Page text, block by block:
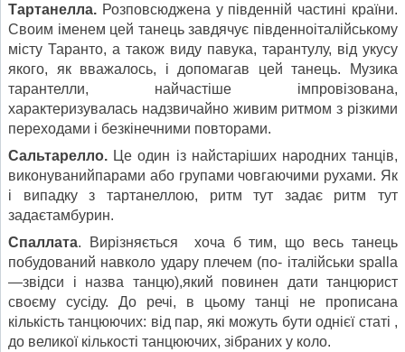
Тартанелла. Розповсюджена у південній частині країни.
Своим іменем цей танець завдячує південноіталійському
місту Таранто, а також виду павука, тарантулу, від укусу
якого, як вважалось, і допомагав цей танець. Музика
тарантелли, найчастіше імпровізована,
характеризувалась надзвичайно живим ритмом з різкими
переходами і безкінечними повторами.
Сальтарелло. Це один із найстаріших народних танців,
виконуванийпарами або групами човгаючими рухами. Як
і випадку з тартанеллою, ритм тут задає ритм тут
задаєтамбурин.
Спаллата. Вирізняється хоча б тим, що весь танець
побудований навколо удару плечем (по- італійськи spalla
—звідси і назва танцю),який повинен дати танцюрист
своєму сусіду. До речі, в цьому танці не прописана
кількість танцюючих: від пар, які можуть бути однієї статі ,
до великої кількості танцюючих, зібраних у коло.